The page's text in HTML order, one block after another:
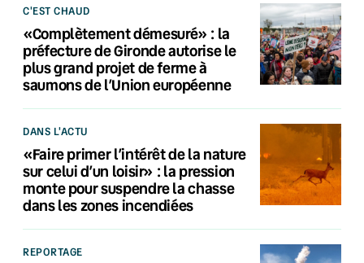
C'EST CHAUD
«Complètement démesuré» : la
préfecture de Gironde autorise le
plus grand projet de ferme à
saumons de l’Union européenne
DANS L'ACTU
«Faire primer l’intérêt de la nature
sur celui d’un loisir» : la pression
monte pour suspendre la chasse
dans les zones incendiées
REPORTAGE